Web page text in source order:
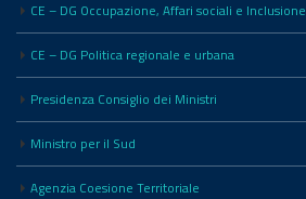
CE – DG Occupazione, Affari sociali e Inclusione
CE – DG Politica regionale e urbana
Presidenza Consiglio dei Ministri
Ministro per il Sud
Agenzia Coesione Territoriale